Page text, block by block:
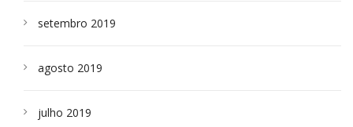
setembro 2019
agosto 2019
julho 2019